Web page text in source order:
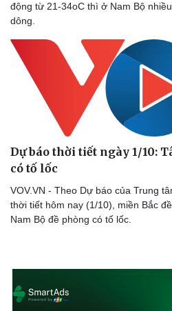
động từ 21-34oC thì ở Nam Bộ
dông.
Dự báo thời tiết ngày 1/10:
có tố lốc
VOV.VN - Theo Dự báo của Trung
thời tiết hôm nay (1/10), miền Bắc
Nam Bộ đề phòng có tố lốc.